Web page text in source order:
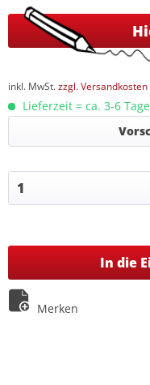
inkl. MwSt.zzgl. Versandkosten
Lieferzeit = ca. 3-6
In die
Merken